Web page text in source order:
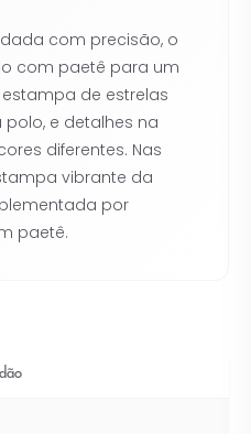
com precisão, o
com paetê para um
de estrelas
e detalhes na
diferentes. Nas
vibrante da
por
paetê.